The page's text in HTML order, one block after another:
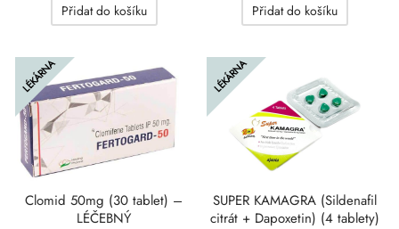
Přidat do košíku Přidat do košíku
LÉKÁRNA
Clomid 50mg (30 tablet) –
LÉČEBNÝ
LÉKÁRNA
SUPER KAMAGRA (Sildenafil
citrát + Dapoxetin) (4 tablety)